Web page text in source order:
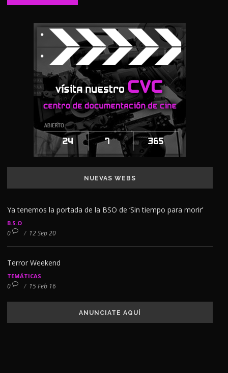
NUEVAS WEBS
Ya tenemos la portada de la BSO de ‘Sin tiempo para morir’
B.S.O
0 / 12 Sep 20
Terror Weekend
TEMÁTICAS
0 / 15 Feb 16
ANUNCIATE AQUÍ